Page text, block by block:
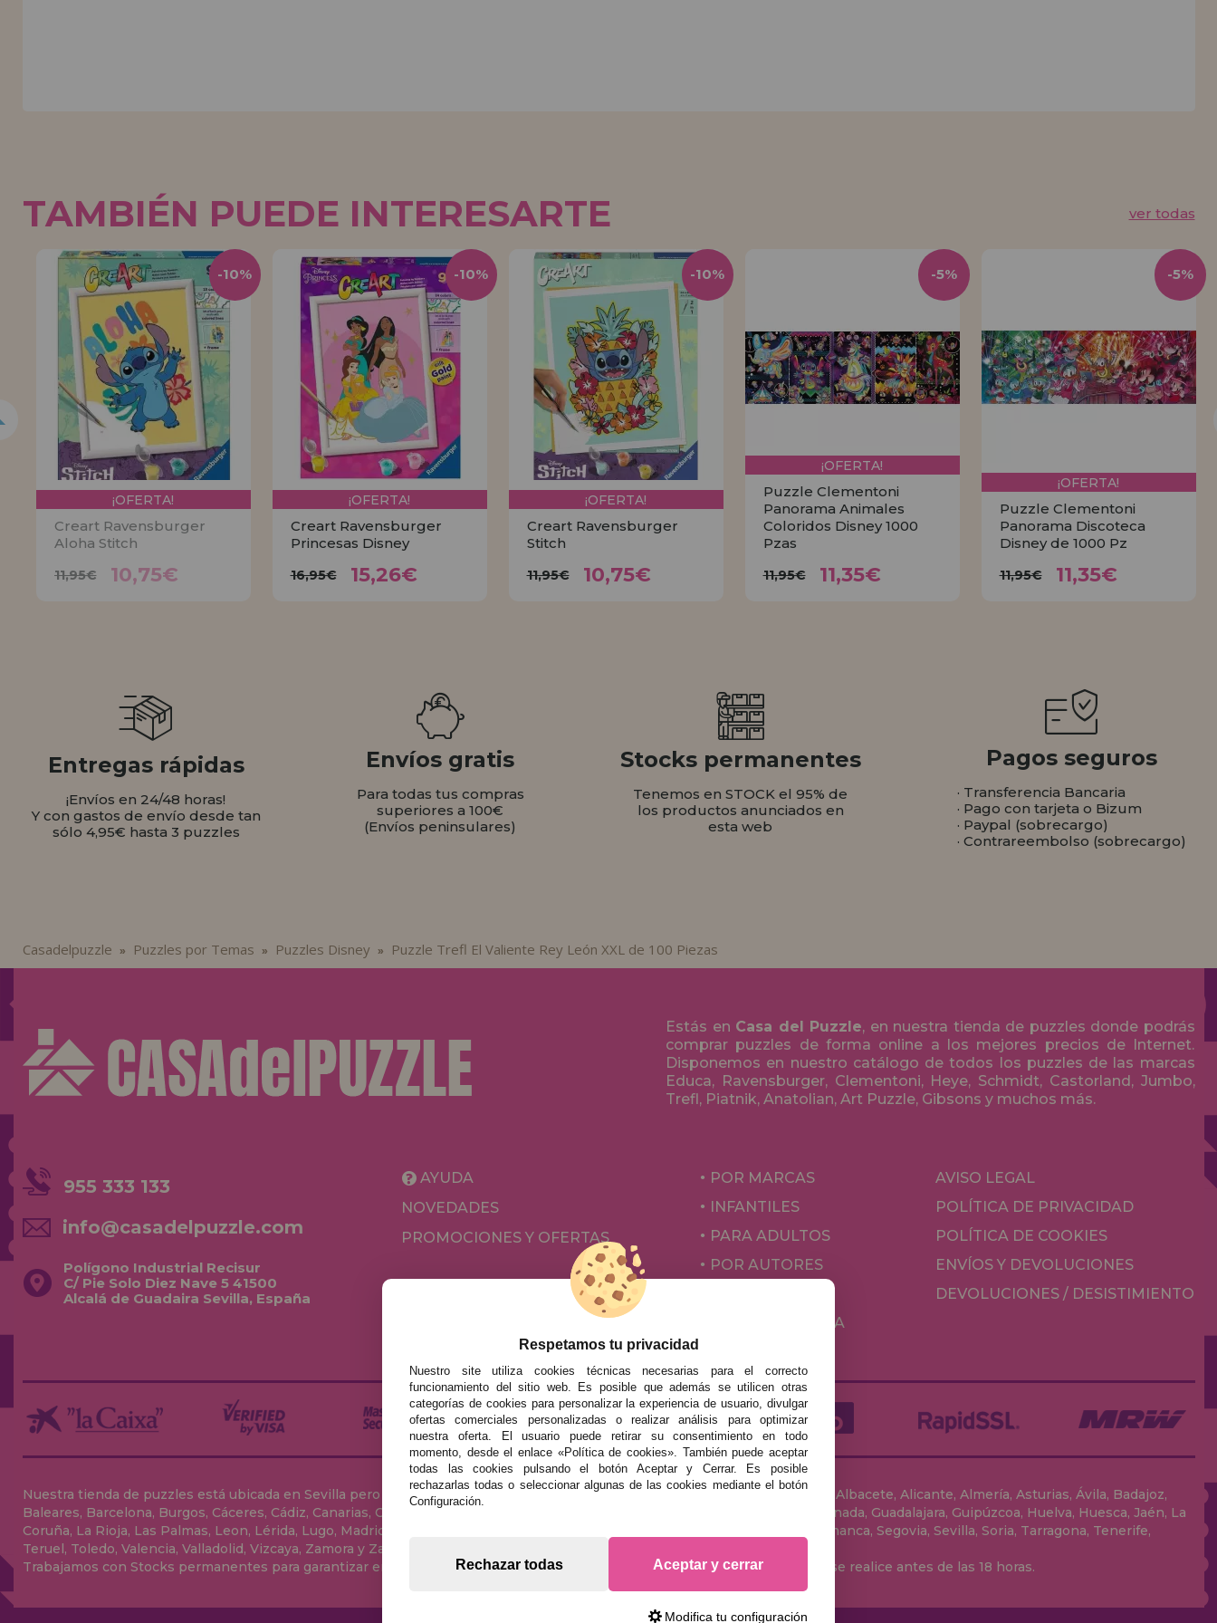
TAMBIÉN PUEDE INTERESARTE ver todas
¡OFERTA!
Creart Ravensburger
Aloha Stitch
11,95€ 10,75€
-10%
¡OFERTA!
Creart Ravensburger
Princesas Disney
16,95€ 15,26€
-10%
¡OFERTA!
Creart Ravensburger
Stitch
11,95€ 10,75€
-10%
¡OFERTA!
Puzzle Clementoni
Panorama Animales
Coloridos Disney 1000
Pzas
11,95€ 11,35€
-5%
¡OFERTA!
Puzzle Clementoni
Panorama Discoteca
Disney de 1000 Pz
11,95€ 11,35€
-5%
Entregas rápidas
¡Envíos en 24/48 horas!
Y con gastos de envío desde tan
sólo 4,95€ hasta 3 puzzles
Envíos gratis
Para todas tus compras
superiores a 100€
(Envíos peninsulares)
Stocks permanentes
Tenemos en STOCK el 95% de
los productos anunciados en
esta web
Pagos seguros
· Transferencia Bancaria
· Pago con tarjeta o Bizum
· Paypal (sobrecargo)
· Contrareembolso (sobrecargo)
Casadelpuzzle » Puzzles por Temas » Puzzles Disney » Puzzle Trefl El Valiente Rey León XXL de 100 Piezas
Estás en Casa del Puzzle, en nuestra tienda de puzzles donde podrás
comprar puzzles de forma online a los mejores precios de Internet.
Disponemos en nuestro catálogo de todos los puzzles de las marcas
Educa, Ravensburger, Clementoni, Heye, Schmidt, Castorland, Jumbo,
Trefl, Piatnik, Anatolian, Art Puzzle, Gibsons y muchos más.
955 333 133
info@casadelpuzzle.com
Polígono Industrial Recisur
C/ Pie Solo Diez Nave 5 41500
Alcalá de Guadaira Sevilla, España
AYUDA
NOVEDADES
PROMOCIONES Y OFERTAS
POR MARCAS
INFANTILES
PARA ADULTOS
POR AUTORES
JUEGOS DE MESA
AVISO LEGAL
POLÍTICA DE PRIVACIDAD
POLÍTICA DE COOKIES
ENVÍOS Y DEVOLUCIONES
DEVOLUCIONES / DESISTIMIENTO
Nuestra tienda de puzzles está ubicada en Sevilla pero enviamos tus puzzles a cualquier ciudad del territorio español: Álava, Albacete, Alicante, Almería, Asturias, Ávila, Badajoz,
Baleares, Barcelona, Burgos, Cáceres, Cádiz, Canarias, Cantabria, Castellón, Ceuta, Ciudad Real, Córdoba, Cuenca, Gerona, Granada, Guadalajara, Guipúzcoa, Huelva, Huesca, Jaén, La
Coruña, La Rioja, Las Palmas, Leon, Lérida, Lugo, Madrid, Málaga, Melilla, Murcia, Navarra, Orense, Palencia, Pontevedra, Salamanca, Segovia, Sevilla, Soria, Tarragona, Tenerife,
Teruel, Toledo, Valencia, Valladolid, Vizcaya, Zamora y Zaragoza.
Trabajamos con Stocks permanentes para garantizar entregas rápidas en territorio peninsular, siempre y cuando el pedido se realice antes de las 18 horas.
Respetamos tu privacidad
Nuestro site utiliza cookies técnicas necesarias para el correcto
funcionamiento del sitio web. Es posible que además se utilicen otras
categorías de cookies para personalizar la experiencia de usuario, divulgar
ofertas comerciales personalizadas o realizar análisis para optimizar
nuestra oferta. El usuario puede retirar su consentimiento en todo
momento, desde el enlace «Política de cookies». También puede aceptar
todas las cookies pulsando el botón Aceptar y Cerrar. Es posible
rechazarlas todas o seleccionar algunas de las cookies mediante el botón
Configuración.
Rechazar todas Aceptar y cerrar
Modifica tu configuración